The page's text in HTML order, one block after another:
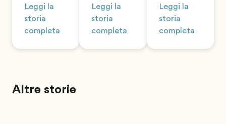
Leggi la
storia
completa
Leggi la
storia
completa
Leggi la
storia
completa
Altre storie